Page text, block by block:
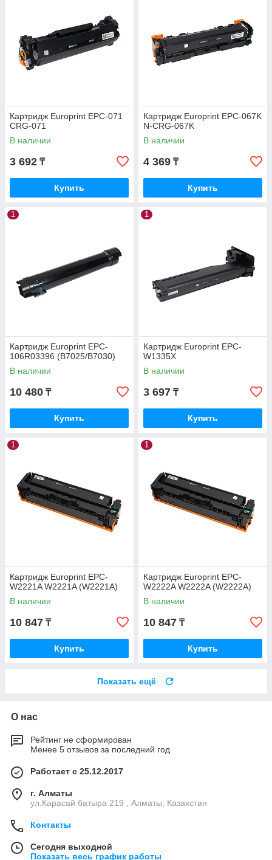
Картридж Europrint EPC-071
CRG-071
В наличии
3 692 ₸
Купить
Картридж Europrint EPC-067K
N-CRG-067K
В наличии
4 369 ₸
Купить
1
Картридж Europrint EPC-
106R03396 (B7025/B7030)
В наличии
10 480 ₸
Купить
1
Картридж Europrint EPC-
W1335X
В наличии
3 697 ₸
Купить
1
Картридж Europrint EPC-
W2221A W2221A (W2221A)
В наличии
10 847 ₸
Купить
1
Картридж Europrint EPC-
W2222A W2222A (W2222A)
В наличии
10 847 ₸
Купить
Показать ещё
О нас
Рейтинг не сформирован
Менее 5 отзывов за последний год
Работает с 25.12.2017
г. Алматы
ул.Карасай батыра 219 , Алматы, Казахстан
Контакты
Сегодня выходной
Показать весь график работы